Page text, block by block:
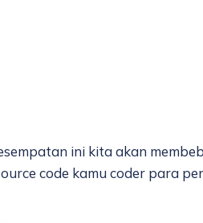
ini kita akan
code kamu coder para